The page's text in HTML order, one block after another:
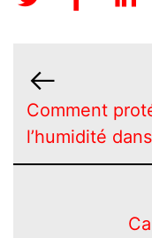
Comment
l’humidité